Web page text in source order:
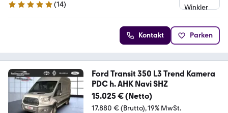
5 Sterne
(14)
Kontakt Parken
Ford Transit 350 L3 Trend Kamera
PDC h. AHK Navi SHZ
15.025 € (Netto)
17.880 € (Brutto) 19% MwSt.